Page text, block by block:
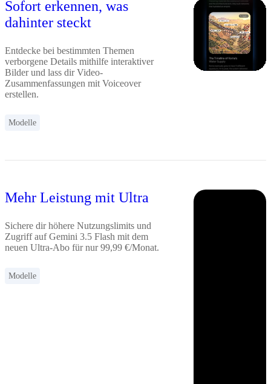
Sofort erkennen, was
dahinter steckt
Entdecke bei bestimmten Themen
verborgene Details mithilfe interaktiver
Bilder und lass dir Video-
Zusammenfassungen mit Voiceover
erstellen.
Modelle
Mehr Leistung mit Ultra
Sichere dir höhere Nutzungslimits und
Zugriff auf Gemini 3.5 Flash mit dem
neuen Ultra-Abo für nur 99,99 €/Monat.
Modelle